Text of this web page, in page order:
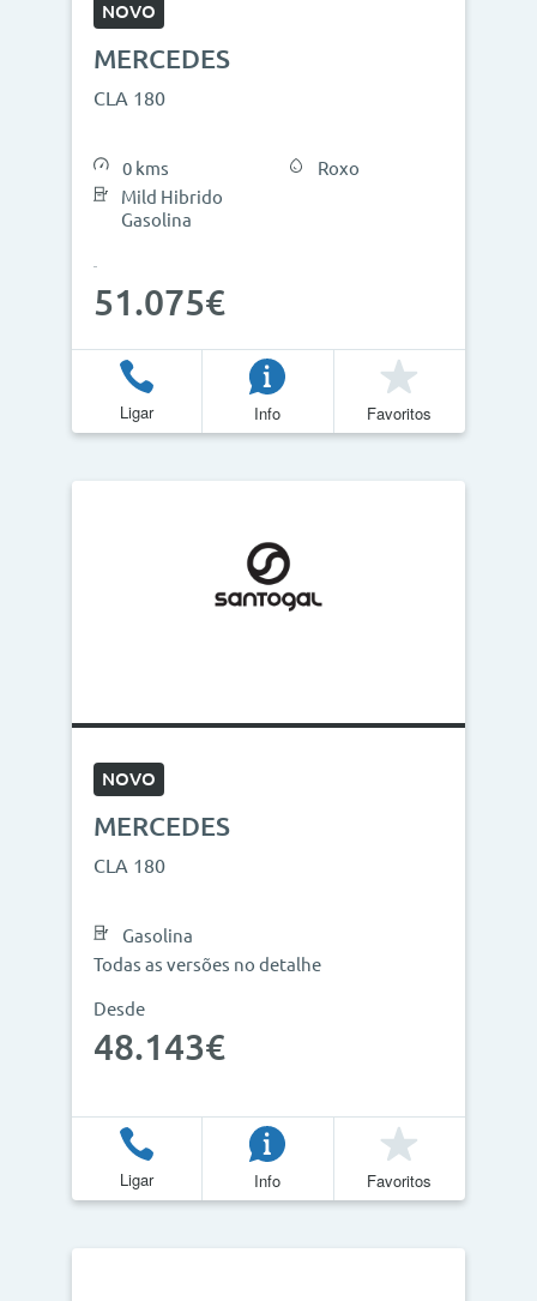
NOVO
MERCEDES
CLA 180
0 kms
Mild Hibrido
Gasolina
Roxo
51.075€
Ligar Info Favoritos
NOVO
MERCEDES
CLA 180
Gasolina
Todas as versões no detalhe
Desde
48.143€
Ligar Info Favoritos